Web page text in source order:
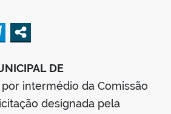
DE
por intermédio da Comissão
designada pela